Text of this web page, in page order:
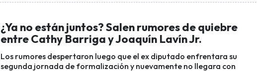
¿Ya no están juntos? Salen rumores de quiebre
entre Cathy Barriga y Joaquín Lavín Jr.
Los rumores despertaron luego que el ex diputado enfrentara su
segunda jornada de formalización y nuevamente no llegara con